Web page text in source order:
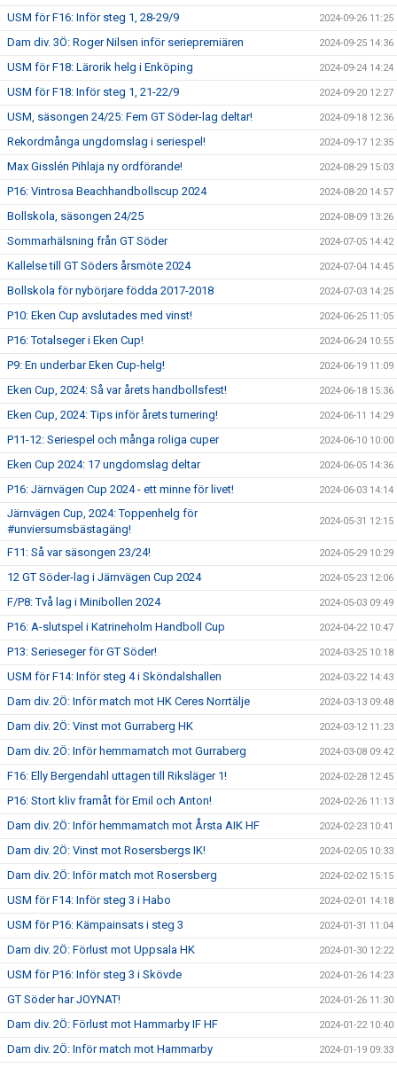
USM för F16: Inför steg 1, 28-29/9 2024-09-26 11:25
Dam div. 3Ö: Roger Nilsen inför seriepremiären 2024-09-25 14:36
USM för F18: Lärorik helg i Enköping 2024-09-24 14:24
USM för F18: Inför steg 1, 21-22/9 2024-09-20 12:27
USM, säsongen 24/25: Fem GT Söder-lag deltar! 2024-09-18 12:36
Rekordmånga ungdomslag i seriespel! 2024-09-17 12:35
Max Gisslén Pihlaja ny ordförande! 2024-08-29 15:03
P16: Vintrosa Beachhandbollscup 2024 2024-08-20 14:57
Bollskola, säsongen 24/25 2024-08-09 13:26
Sommarhälsning från GT Söder 2024-07-05 14:42
Kallelse till GT Söders årsmöte 2024 2024-07-04 14:45
Bollskola för nybörjare födda 2017-2018 2024-07-03 14:25
P10: Eken Cup avslutades med vinst! 2024-06-25 11:05
P16: Totalseger i Eken Cup! 2024-06-24 10:55
P9: En underbar Eken Cup-helg! 2024-06-19 11:09
Eken Cup, 2024: Så var årets handbollsfest! 2024-06-18 15:36
Eken Cup, 2024: Tips inför årets turnering! 2024-06-11 14:29
P11-12: Seriespel och många roliga cuper 2024-06-10 10:00
Eken Cup 2024: 17 ungdomslag deltar 2024-06-05 14:36
P16: Järnvägen Cup 2024 - ett minne för livet! 2024-06-03 14:14
Järnvägen Cup, 2024: Toppenhelg för
#unviersumsbästagäng!
2024-05-31 12:15
F11: Så var säsongen 23/24! 2024-05-29 10:29
12 GT Söder-lag i Järnvägen Cup 2024 2024-05-23 12:06
F/P8: Två lag i Minibollen 2024 2024-05-03 09:49
P16: A-slutspel i Katrineholm Handboll Cup 2024-04-22 10:47
P13: Serieseger för GT Söder! 2024-03-25 10:18
USM för F14: Inför steg 4 i Sköndalshallen 2024-03-22 14:43
Dam div. 2Ö: Inför match mot HK Ceres Norrtälje 2024-03-13 09:48
Dam div. 2Ö: Vinst mot Gurraberg HK 2024-03-12 11:23
Dam div. 2Ö: Inför hemmamatch mot Gurraberg 2024-03-08 09:42
F16: Elly Bergendahl uttagen till Riksläger 1! 2024-02-28 12:45
P16: Stort kliv framåt för Emil och Anton! 2024-02-26 11:13
Dam div. 2Ö: Inför hemmamatch mot Årsta AIK HF 2024-02-23 10:41
Dam div. 2Ö: Vinst mot Rosersbergs IK! 2024-02-05 10:33
Dam div. 2Ö: Inför match mot Rosersberg 2024-02-02 15:15
USM för F14: Inför steg 3 i Habo 2024-02-01 14:18
USM för P16: Kämpainsats i steg 3 2024-01-31 11:04
Dam div. 2Ö: Förlust mot Uppsala HK 2024-01-30 12:22
USM för P16: Inför steg 3 i Skövde 2024-01-26 14:23
GT Söder har JOYNAT! 2024-01-26 11:30
Dam div. 2Ö: Förlust mot Hammarby IF HF 2024-01-22 10:40
Dam div. 2Ö: Inför match mot Hammarby 2024-01-19 09:33